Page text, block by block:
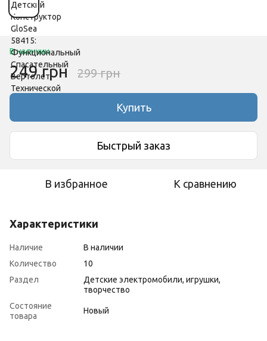
В наличии
249 грн 299 грн
Купить
Быстрый заказ
В избранное К сравнению
Характеристики
Наличие
В наличии
Количество
10
Раздел
Детские электромобили, игрушки,
творчество
Состояние
товара
Новый